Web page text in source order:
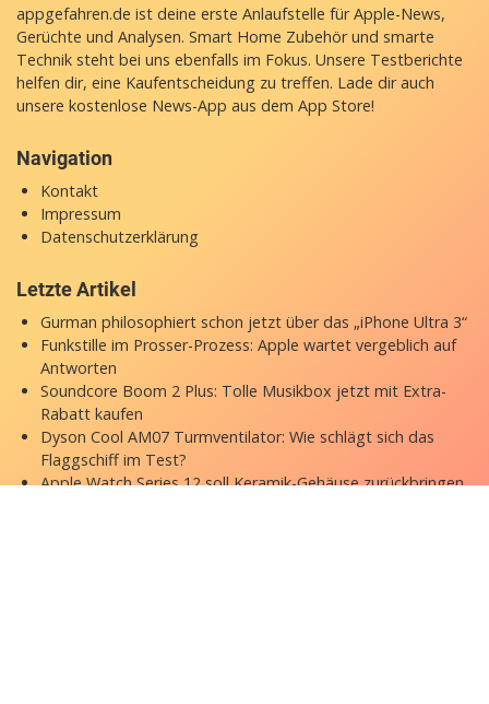
appgefahren.de ist deine erste Anlaufstelle für Apple-News,
Gerüchte und Analysen. Smart Home Zubehör und smarte
Technik steht bei uns ebenfalls im Fokus. Unsere Testberichte
helfen dir, eine Kaufentscheidung zu treffen. Lade dir auch
unsere kostenlose News-App aus dem App Store!
Navigation
Kontakt
Impressum
Datenschutzerklärung
Letzte Artikel
Gurman philosophiert schon jetzt über das „iPhone Ultra 3“
Funkstille im Prosser-Prozess: Apple wartet vergeblich auf
Antworten
Soundcore Boom 2 Plus: Tolle Musikbox jetzt mit Extra-
Rabatt kaufen
Dyson Cool AM07 Turmventilator: Wie schlägt sich das
Flaggschiff im Test?
Apple Watch Series 12 soll Keramik-Gehäuse zurückbringen